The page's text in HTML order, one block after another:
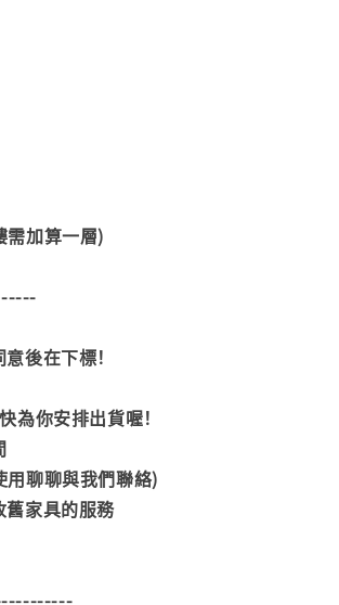
需加算一層)
後在下標！
為你安排出貨喔！
聊聊與我們聯絡)
舊家具的服務